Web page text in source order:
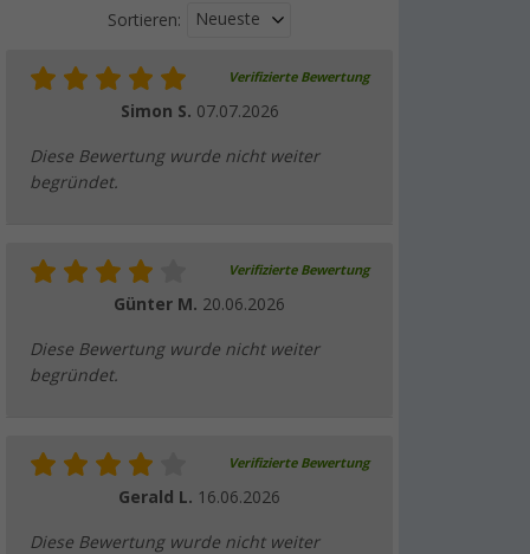
Sortieren: Neueste
Verifizierte Bewertung
Simon S. 07.07.2026
Diese Bewertung wurde nicht weiter
begründet.
Verifizierte Bewertung
Günter M. 20.06.2026
Diese Bewertung wurde nicht weiter
begründet.
Verifizierte Bewertung
Gerald L. 16.06.2026
Diese Bewertung wurde nicht weiter